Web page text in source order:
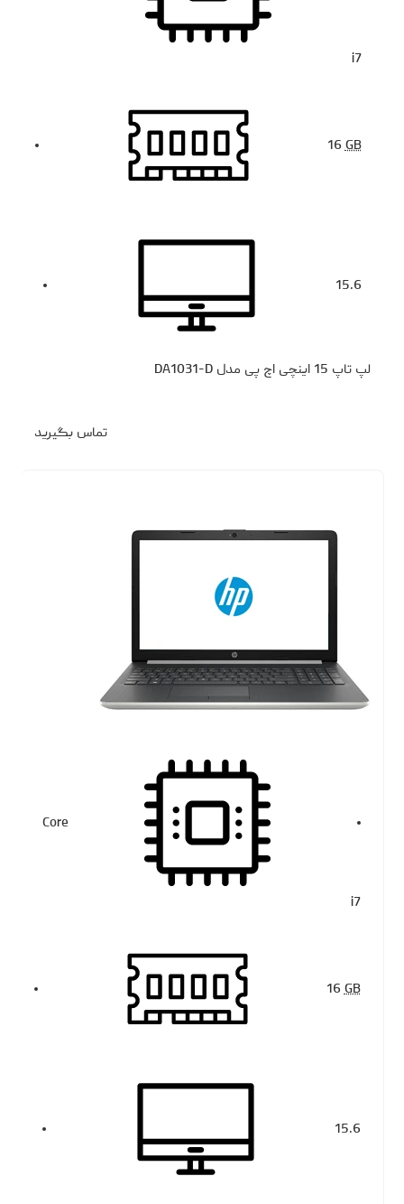
i7
16GB
15.6
لپ تاپ 15 اینچی اچ پی مدل DA1031-D
تماس بگیرید
Core
i7
16GB
15.6